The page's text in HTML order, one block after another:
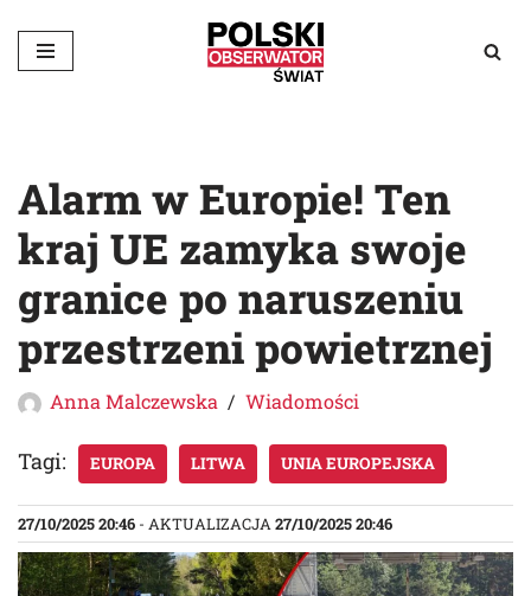
Przejdź
Alarm w Europie! Ten
kraj UE zamyka swoje
granice po naruszeniu
przestrzeni powietrznej
Anna Malczewska Wiadomości
Tagi: EUROPA LITWA UNIA EUROPEJSKA
27/10/2025 20:46 - AKTUALIZACJA27/10/2025 20:46